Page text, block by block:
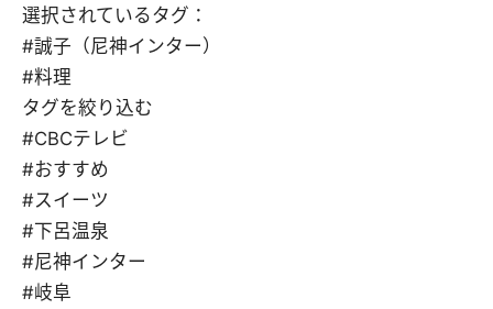
選択されているタグ：
#誠子（尼神インター）
#料理
タグを絞り込む
#CBCテレビ
#おすすめ
#スイーツ
#下呂温泉
#尼神インター
#岐阜